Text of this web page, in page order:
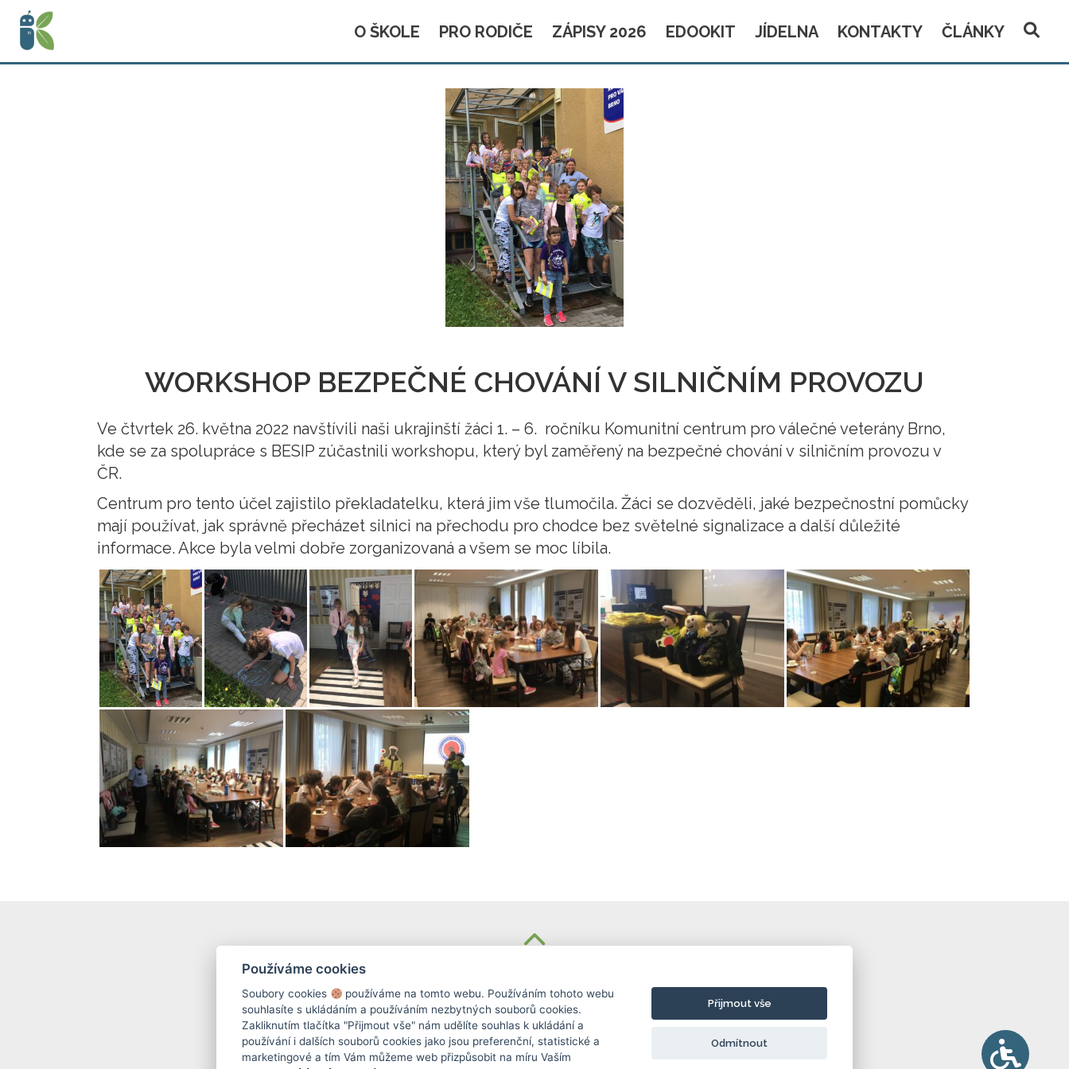
O ŠKOLE PRO RODIČE ZÁPISY 2026 EDOOKIT JÍDELNA KONTAKTY ČLÁNKY
WORKSHOP BEZPEČNÉ CHOVÁNÍ V SILNIČNÍM PROVOZU
Ve čtvrtek 26. května 2022 navštívili naši ukrajinští žáci 1. – 6. ročníku Komunitní centrum pro válečné veterány Brno,
kde se za spolupráce s BESIP zúčastnili workshopu, který byl zaměřený na bezpečné chování v silničním provozu v
ČR.
Centrum pro tento účel zajistilo překladatelku, která jim vše tlumočila. Žáci se dozvěděli, jaké bezpečnostní pomůcky
mají používat, jak správně přecházet silnici na přechodu pro chodce bez světelné signalizace a další důležité
informace. Akce byla velmi dobře zorganizovaná a všem se moc líbila.
Základní škola
Košinova 22, Brno 612 00
info@zskosinova.cz
Používáme cookies
Soubory cookies
používáme na tomto webu. Používáním tohoto webu
souhlasíte s ukládáním a používáním nezbytných souborů cookies.
Zakliknutím tlačítka "Přijmout vše" nám udělíte souhlas k ukládání a
používání i dalších souborů cookies jako jsou preferenční, statistické a
marketingové a tím Vám můžeme web přizpůsobit na míru Vaším
Přijmout vše
Odmítnout